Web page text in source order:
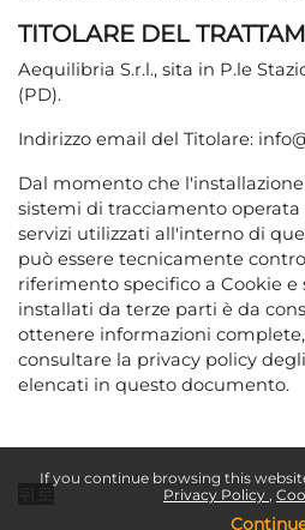
If you continue browsing this
Privacy Policy
TITOLARE DEL
Aequilibria S.r.l., sita in P.le
(PD).
Indirizzo email del Titolare:
Dal momento che
sistemi di tracciamento
servizi utilizzati all'interno di
può essere tecnicamente
riferimento specifico a Cookie
installati da terze parti è da
ottenere informazioni
consultare la privacy policy
elencati in questo documento.
뒤로